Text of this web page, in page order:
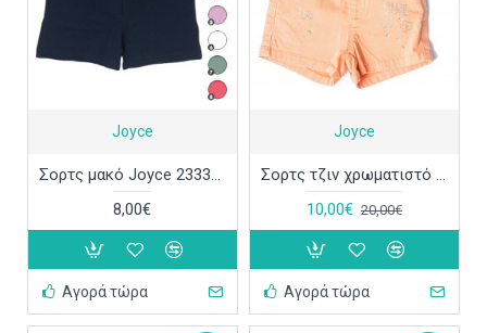
Joyce
Σορτς μακό Joyce 2333854
8,00€
Αγορά τώρα
Joyce
Σορτς τζιν χρωματιστό ψηλόμεσο Joyce 14060
10,00€ 20,00€
Αγορά τώρα